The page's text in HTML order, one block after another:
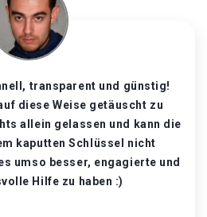
transparent und günstig!
diese Weise getäuscht zu
allein gelassen und kann die
kaputten Schlüssel nicht
umso besser, engagierte und
Hilfe zu haben :)